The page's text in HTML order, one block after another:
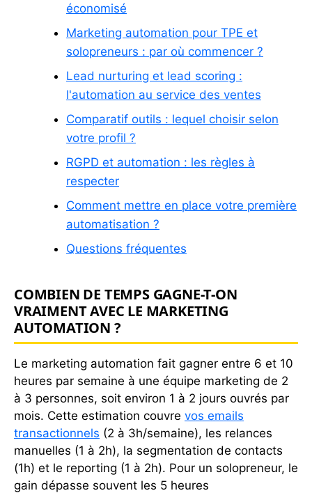
économisé
Marketing automation pour TPE et
solopreneurs : par où commencer ?
Lead nurturing et lead scoring :
l'automation au service des ventes
Comparatif outils : lequel choisir selon
votre profil ?
RGPD et automation : les règles à
respecter
Comment mettre en place votre première
automatisation ?
Questions fréquentes
COMBIEN DE TEMPS GAGNE-T-ON
VRAIMENT AVEC LE MARKETING
AUTOMATION ?
Le marketing automation fait gagner entre 6 et 10
heures par semaine à une équipe marketing de 2
à 3 personnes, soit environ 1 à 2 jours ouvrés par
mois. Cette estimation couvre vos emails
transactionnels (2 à 3h/semaine), les relances
manuelles (1 à 2h), la segmentation de contacts
(1h) et le reporting (1 à 2h). Pour un solopreneur, le
gain dépasse souvent les 5 heures